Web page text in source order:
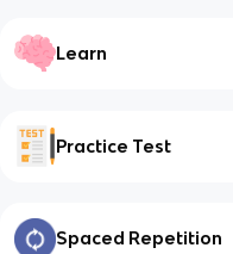
Learn
Practice Test
Spaced Repetition